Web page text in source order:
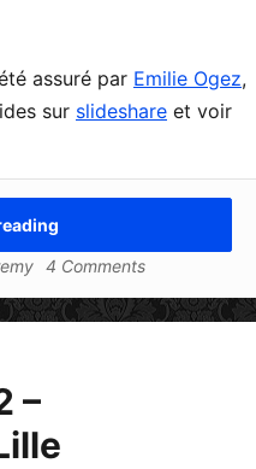
assuré par Emilie Ogez,
sur slideshare et voir
4 Comments
–